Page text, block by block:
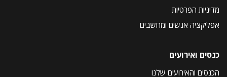
מדיניות הפרטיות
אפליקציה אנשים ומחשבים
כנסים ואירועים
הכנסים והאירועים שלנו